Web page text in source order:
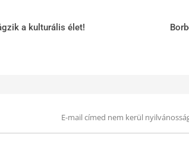
a kulturális élet!
E-mail címed nem kerül